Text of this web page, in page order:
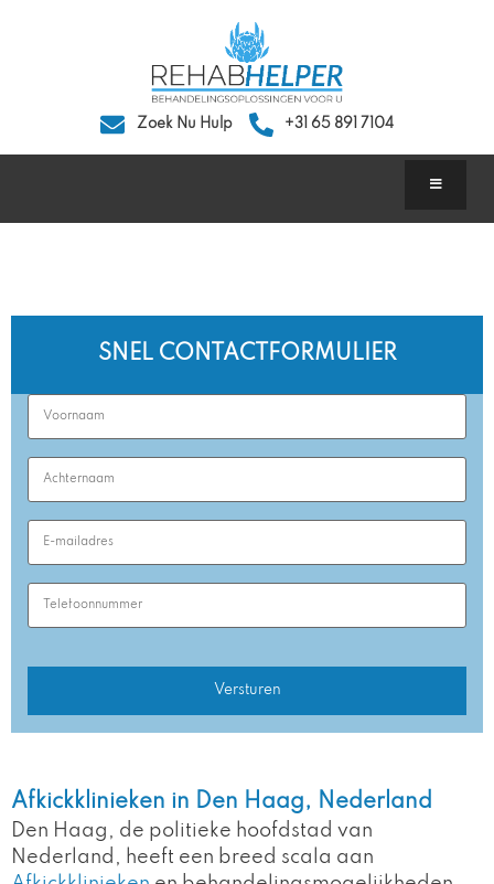
Zoek Nu Hulp +31 65 891 7104
SNEL CONTACTFORMULIER
First
Name
(Required)
Last
Name
(Required)
Email
Address
(Required)
Phone
Number
(Required)
Afkickklinieken in Den Haag, Nederland
Den Haag, de politieke hoofdstad van
Nederland, heeft een breed scala aan